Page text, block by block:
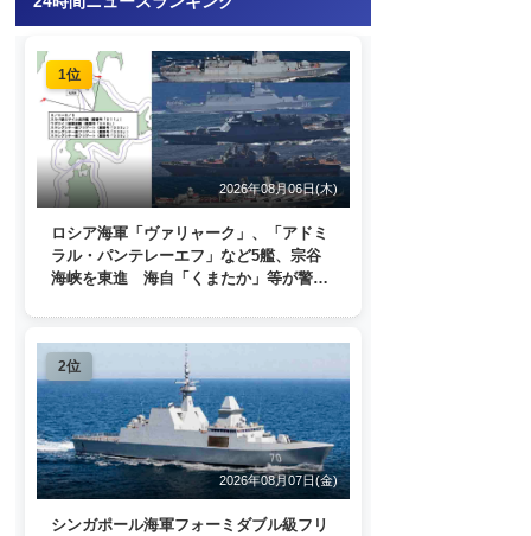
1位
2026年08月06日(木)
ロシア海軍「ヴァリャーク」、「アドミ
ラル・パンテレーエフ」など5艦、宗谷
海峡を東進 海自「くまたか」等が警戒
2位
2026年08月07日(金)
シンガポール海軍フォーミダブル級フリ